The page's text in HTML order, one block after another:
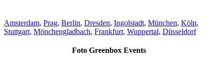
Amsterdam, Prag, Berlin, Dresden, Ingolstadt, München, Köln,
Stuttgart, Mönchengladbach, Frankfurt, Wuppertal, Düsseldorf
Foto Greenbox Events